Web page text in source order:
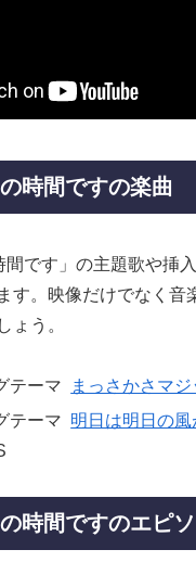
時間ですの楽曲
間です」の主題歌や挿
す。映像だけでなく音
ょう。
テーマ まっさかさマジ
テーマ 明日は明日の風
時間ですのエピ